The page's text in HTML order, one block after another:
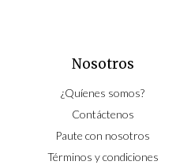
Nosotros
¿Quíenes somos?
Contáctenos
Paute con nosotros
Términos y condiciones